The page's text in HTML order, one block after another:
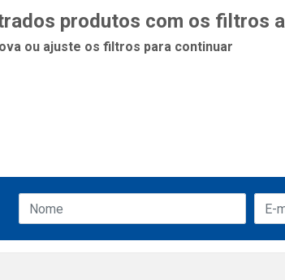
produtos com os filtros
ou ajuste os filtros para continuar